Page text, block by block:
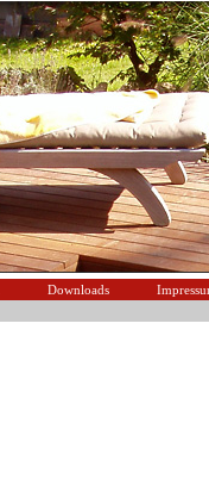
Downloads